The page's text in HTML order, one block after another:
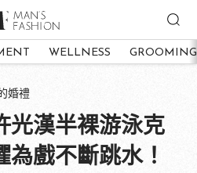
WELLNESS GROOMING
婚禮
光漢半裸游泳克
戲不斷跳水！